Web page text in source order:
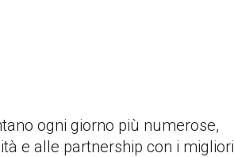
ogni giorno più numerose,
e alle partnership con i migliori